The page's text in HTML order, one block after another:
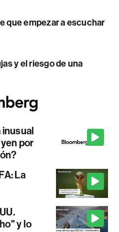
que empezar a escuchar
y el riesgo de una
inusual
por
La
y lo